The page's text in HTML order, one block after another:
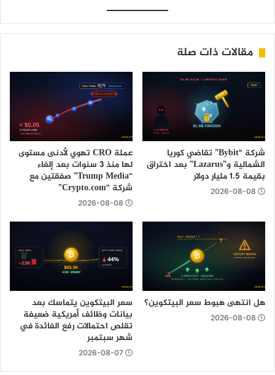
مقالات ذات صلة
شركة “Bybit” تقاضي كوريا
الشمالية و”Lazarus” بعد اختراق
بقيمة 1.5 مليار دولار
2026-08-08
عملة CRO تهوي لأدنى مستوى
لها منذ 3 سنوات بعد إلغاء
“Trump Media” صفقتين مع
شركة “Crypto.com”
2026-08-08
هل انتهى هبوط سعر البيتكوين؟
2026-08-08
سعر البيتكوين يتماسك بعد
بيانات وظائف أمريكية ضعيفة
تقلص احتمالات رفع الفائدة في
شهر سبتمبر
2026-08-07